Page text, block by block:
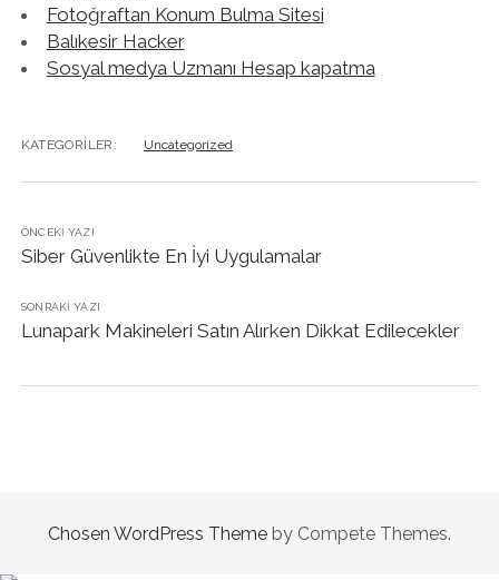
Fotoğraftan Konum Bulma Sitesi
Balıkesir Hacker
Sosyal medya Uzmanı Hesap kapatma
KATEGORILER: Uncategorized
ÖNCEKI YAZI
Siber Güvenlikte En İyi Uygulamalar
SONRAKI YAZI
Lunapark Makineleri Satın Alırken Dikkat Edilecekler
Chosen WordPress Theme by Compete Themes.